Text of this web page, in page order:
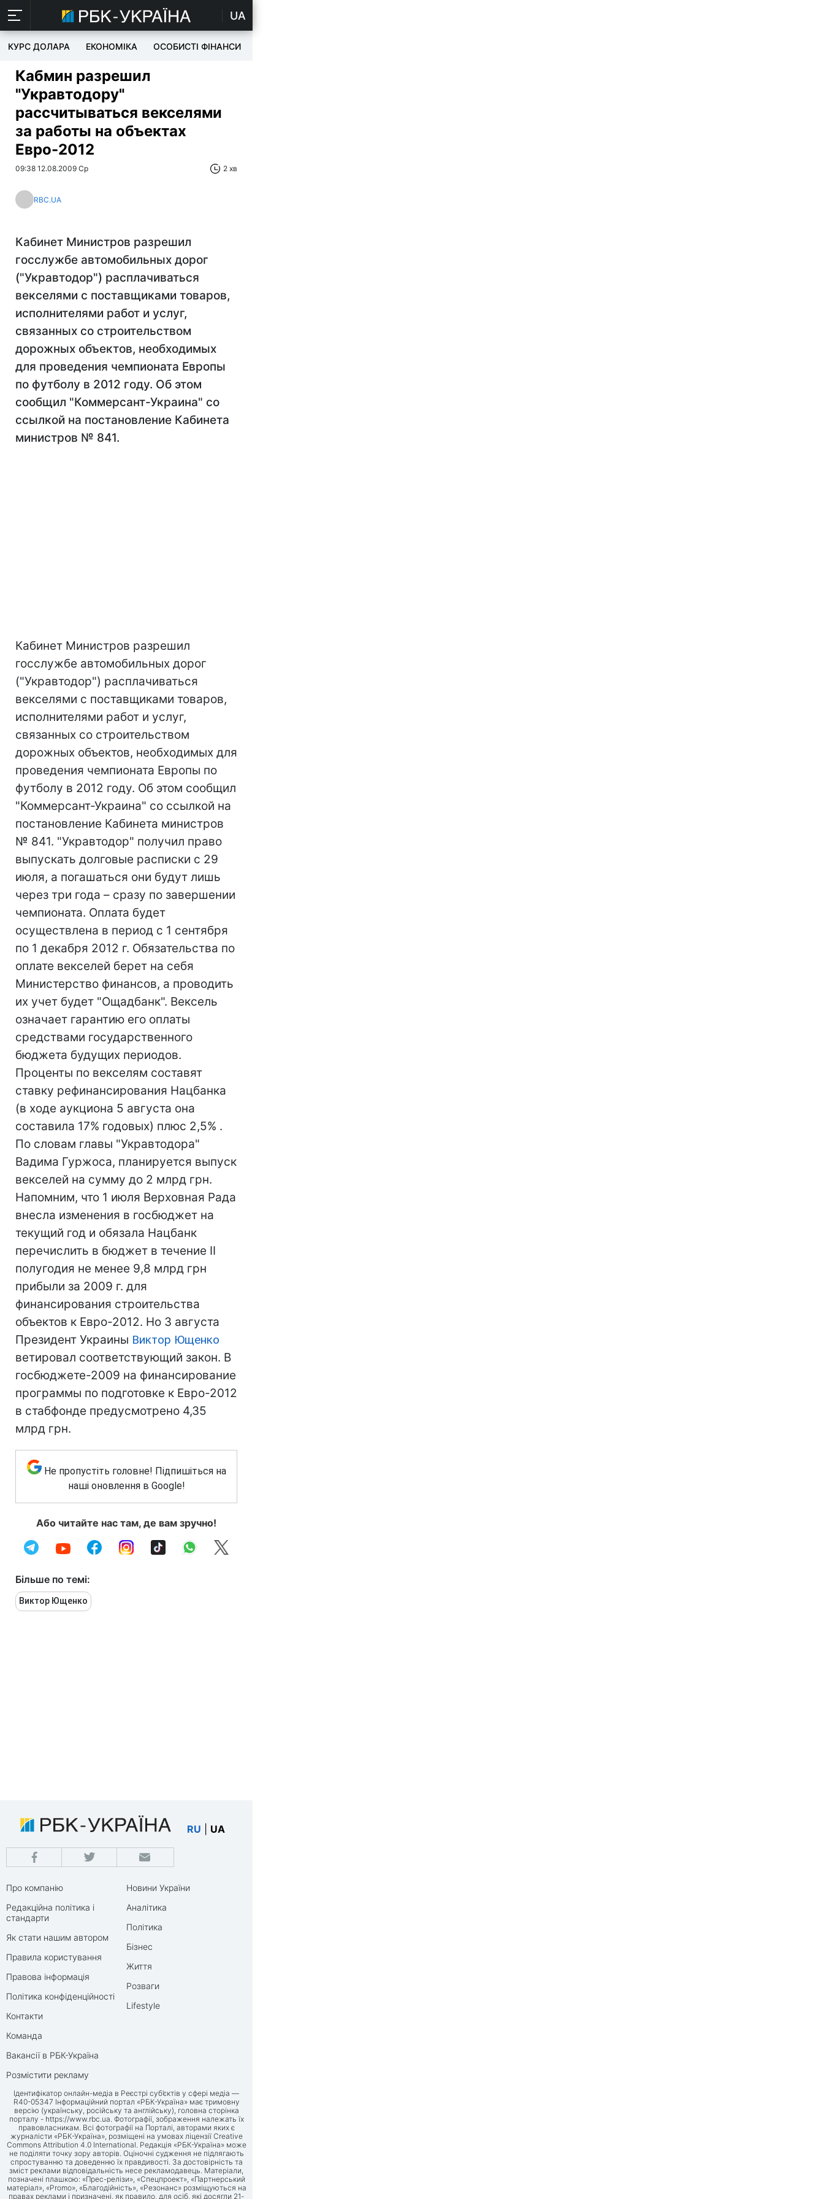
UA
КУРС ДОЛАРА ЕКОНОМІКА ОСОБИСТІ ФІНАНСИ
Кабмин разрешил
"Укравтодору"
рассчитываться векселями
за работы на объектах
Евро-2012
09:38 12.08.2009 Ср 2 хв
RBC.UA
Кабинет Министров разрешил
госслужбе автомобильных дорог
("Укравтодор") расплачиваться
векселями с поставщиками товаров,
исполнителями работ и услуг,
связанных со строительством
дорожных объектов, необходимых
для проведения чемпионата Европы
по футболу в 2012 году. Об этом
сообщил "Коммерсант-Украина" со
ссылкой на постановление Кабинета
министров № 841.
Кабинет Министров разрешил
госслужбе автомобильных дорог
("Укравтодор") расплачиваться
векселями с поставщиками товаров,
исполнителями работ и услуг,
связанных со строительством
дорожных объектов, необходимых для
проведения чемпионата Европы по
футболу в 2012 году. Об этом сообщил
"Коммерсант-Украина" со ссылкой на
постановление Кабинета министров
№ 841. "Укравтодор" получил право
выпускать долговые расписки с 29
июля, а погашаться они будут лишь
через три года – сразу по завершении
чемпионата. Оплата будет
осуществлена в период с 1 сентября
по 1 декабря 2012 г. Обязательства по
оплате векселей берет на себя
Министерство финансов, а проводить
их учет будет "Ощадбанк". Вексель
означает гарантию его оплаты
средствами государственного
бюджета будущих периодов.
Проценты по векселям составят
ставку рефинансирования Нацбанка
(в ходе аукциона 5 августа она
составила 17% годовых) плюс 2,5% .
По словам главы "Укравтодора"
Вадима Гуржоса, планируется выпуск
векселей на сумму до 2 млрд грн.
Напомним, что 1 июля Верховная Рада
внесла изменения в госбюджет на
текущий год и обязала Нацбанк
перечислить в бюджет в течение II
полугодия не менее 9,8 млрд грн
прибыли за 2009 г. для
финансирования строительства
объектов к Евро-2012. Но 3 августа
Президент Украины Виктор Ющенко
ветировал соответствующий закон. В
госбюджете-2009 на финансирование
программы по подготовке к Евро-2012
в стабфонде предусмотрено 4,35
млрд грн.
Не пропустіть головне! Підпишіться на
наші оновлення в Google!
Або читайте нас там, де вам зручно!
Більше по темі:
Виктор Ющенко
RU UA
Про компанію
Редакційна політика і
стандарти
Як стати нашим автором
Правила користування
Правова інформація
Політика конфіденційності
Контакти
Команда
Вакансії в РБК-Україна
Розмістити рекламу
Новини України
Аналітика
Політика
Бізнес
Життя
Розваги
Lifestyle
Ідентифікатор онлайн-медіа в Реєстрі суб’єктів у сфері медіа —
R40-05347 Інформаційний портал «РБК-Україна» має тримовну
версію (українську, російську та англійську), головна сторінка
порталу - https://www.rbc.ua. Фотографії, зображення належать їх
правовласникам. Всі фотографії на Порталі, авторами яких є
журналісти «РБК-Україна», розміщені на умовах ліцензії Creative
Commons Attribution 4.0 International. Редакція «РБК-Україна» може
не поділяти точку зору авторів. Оціночні судження не підлягають
спростуванню та доведенню їх правдивості. За достовірність та
зміст реклами відповідальність несе рекламодавець. Матеріали,
позначені плашкою: «Прес-релізи», «Спецпроект», «Партнерський
матеріал», «Promo», «Благодійність», «Резонанс» розміщуються на
правах реклами і призначені, як правило, для осіб, які досягли 21-